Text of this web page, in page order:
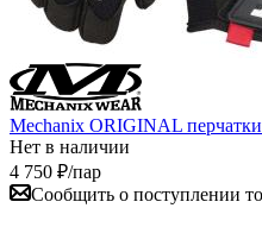
Mechanix ORIGINAL
Нет в наличии
4 750 ₽/пар
Сообщить о поступлении